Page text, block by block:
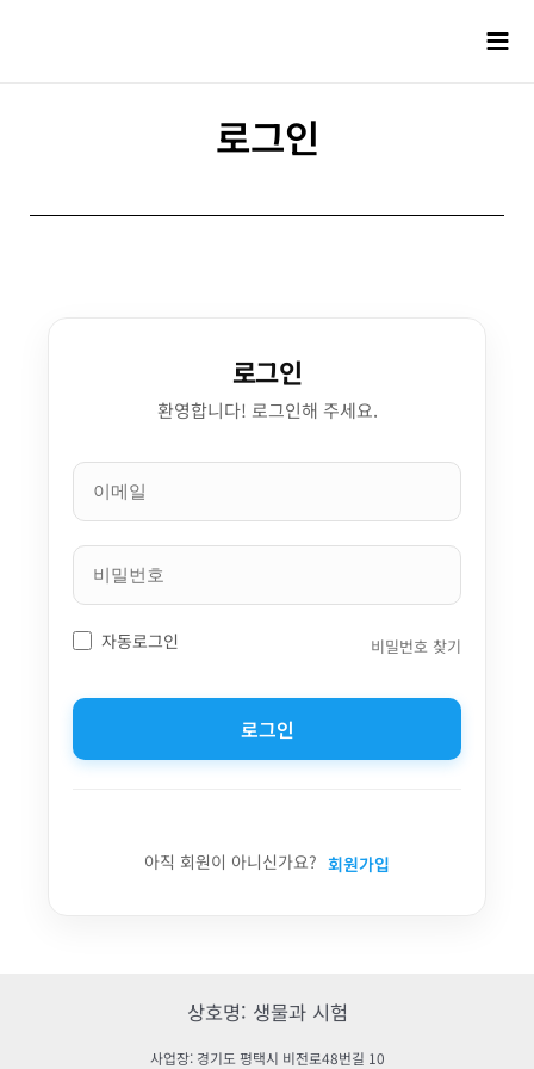
로그인
로그인
환영합니다! 로그인해 주세요.
자동로그인 비밀번호 찾기
로그인
아직 회원이 아니신가요? 회원가입
상호명: 생물과 시험
사업장: 경기도 평택시 비전로48번길 10